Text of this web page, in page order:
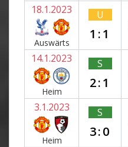
18.1.2023
Auswärts
U
1:1
14.1.2023
Heim
S
2:1
3.1.2023
Heim
S
3:0